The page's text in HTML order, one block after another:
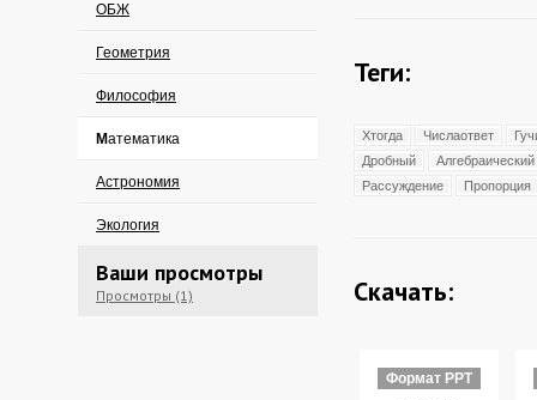
ОБЖ
Геометрия
Философия
Математика
Астрономия
Экология
Ваши просмотры
Просмотры (1)
Теги:
Хтогда Числаответ
Дробный
Алгебраический
Рассуждение
Пропорция
Скачать:
Формат PPT